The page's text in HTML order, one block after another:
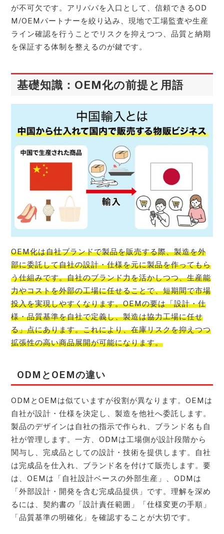
が不可欠です。アリババを入口として、信頼できるOD
M/OEMパートナーを絞り込み、現地で工場監査や生産
ライン確認を行うことでリスクを抑えつつ、品質と納期
を保証する体制を整えるのが鍵です。
基礎知識：OEM化の前提と用語
OEM化は自社ブランドで製品を販売する際、製造を外
部に委託して自社の設計・仕様を元に製品を作ってもら
う仕組みです。自社のブランド力を活かしつつ、生産能
力やコストを外部の工場に任せることで、短期間で市場
投入を実現しやすくなります。OEMの要は「設計・仕
様・品質基準を自社で定義し、製造は協力工場に任せ
る」点にあります。これにより、在庫リスクを抑えつつ
拡張性の高い商品展開が可能になります。
ODMとOEMの違い
ODMとOEMは似ていますが役割が異なります。OEMは
自社が設計・仕様を決定し、製造を他社へ委託します。
製品のデザインは自社の指示で作られ、ブランド名も自
社が管理します。一方、ODMは工場側が設計段階から
関与し、完成品としての設計・技術を提供します。自社
は完成品を仕入れ、ブランド名を付けて販売します。要
は、OEMは「自社設計ベースの外部生産」、ODMは
「外部設計・開発を含む完成品提供」です。理解を深め
るには、契約書の「設計責任範囲」「仕様変更の手順」
「品質基準の明確化」を確認することが大切です。